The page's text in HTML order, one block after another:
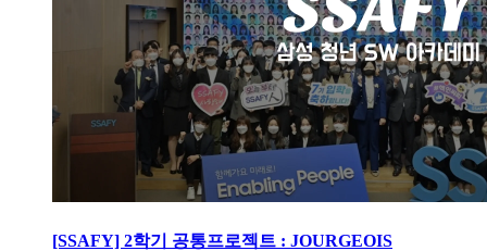
[SSAFY] 2학기 공통프로젝트 : JOURGEOIS